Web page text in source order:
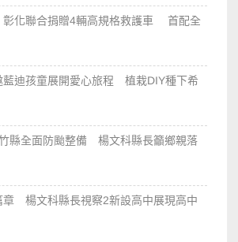
彰化聯合捐贈4輛高規格救護車 首配全
藍迪孩童展開愛心旅程 植栽DIY種下希
縣全面防颱整備 楊文科縣長籲鄉親落
章 楊文科縣長視察2新設高中展現高中